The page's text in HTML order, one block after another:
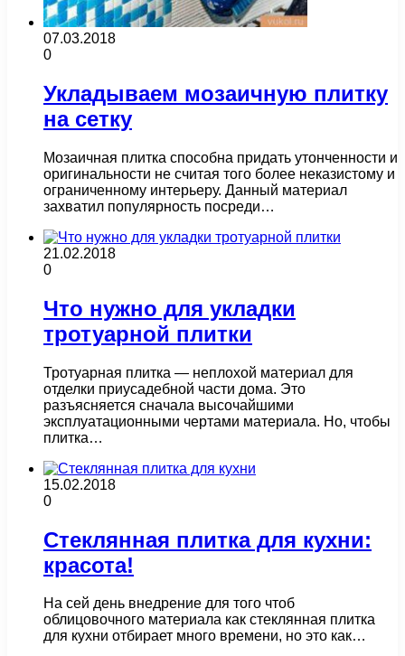
07.03.2018
0
Укладываем мозаичную плитку
на сетку
Мозаичная плитка способна придать утонченности и
оригинальности не считая того более неказистому и
ограниченному интерьеру. Данный материал
захватил популярность посреди…
21.02.2018
0
Что нужно для укладки
тротуарной плитки
Тротуарная плитка — неплохой материал для
отделки приусадебной части дома. Это
разъясняется сначала высочайшими
эксплуатационными чертами материала. Но, чтобы
плитка…
15.02.2018
0
Стеклянная плитка для кухни:
красота!
На сей день внедрение для того чтоб
облицовочного материала как стеклянная плитка
для кухни отбирает много времени, но это как…